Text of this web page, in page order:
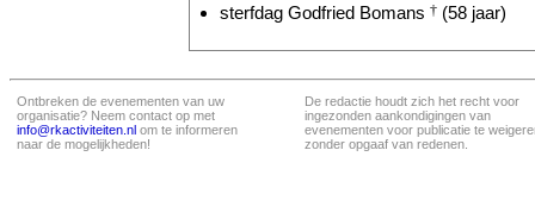
sterfdag Godfried Bomans † (58 jaar)
Ontbreken de evenementen van uw
organisatie? Neem contact op met
info@rkactiviteiten.nl om te informeren
naar de mogelijkheden!
De redactie houdt zich het recht voor
ingezonden aankondigingen van
evenementen voor publicatie te
zonder opgaaf van redenen.